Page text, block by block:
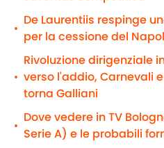
•
De Laurentiis respinge
per la cessione del
•
Rivoluzione dirigenziale
verso l'addio, Carnevali
torna Galliani
•
Dove vedere in TV
Serie A) e le probabili